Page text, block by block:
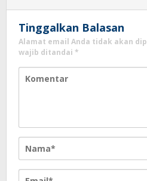
Tinggalkan Balasan
Alamat email Anda tidak akan
wajib ditandai *